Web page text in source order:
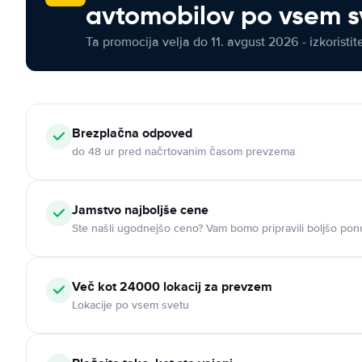
avtomobilov po vsem
Ta promocija velja do 11. avgust 2026 -
Brezplačna odpoved
do 48 ur pred načrtovanim časom prevzema
Jamstvo najboljše cene
Ste našli ugodnejšo ceno? Vam bomo pripravili boljšo
Več kot 24000 lokacij za prevzem
Lokacije po vsem svetu